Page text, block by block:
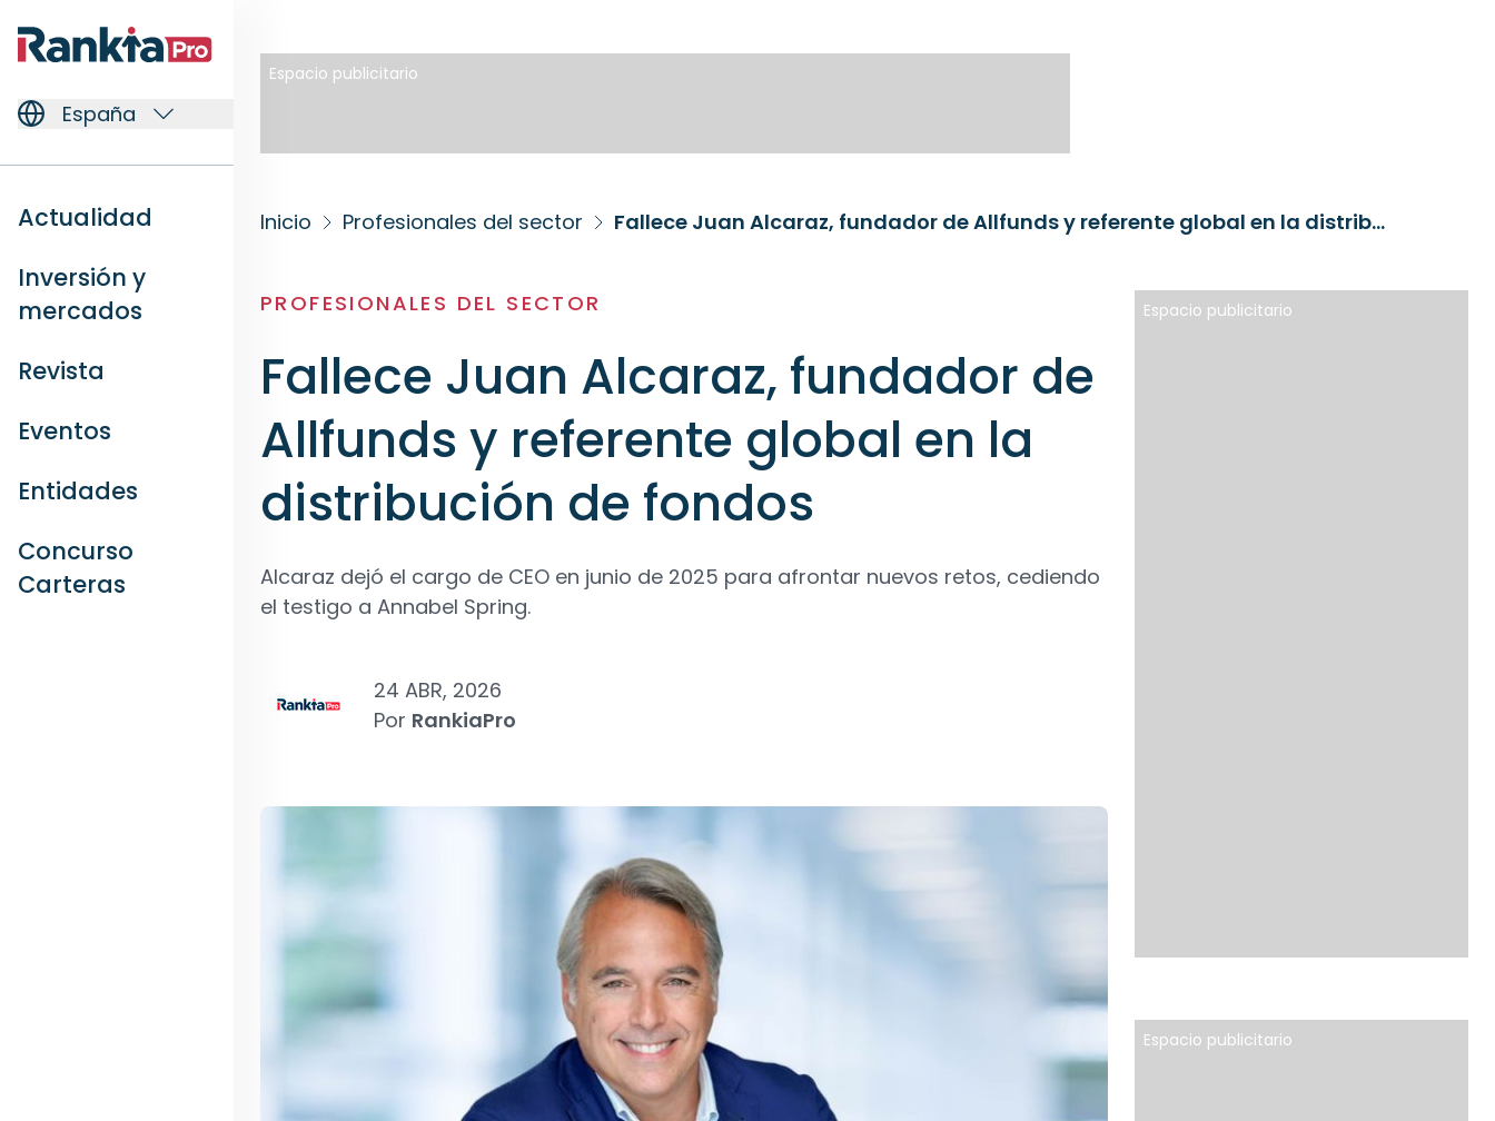
España
Actualidad
Inversión y
mercados
Revista
Eventos
Entidades
Concurso
Carteras
Espacio publicitario
Inicio Profesionales del sector Fallece Juan Alcaraz, fundador de Allfunds y referente global en la distribución de fondos
PROFESIONALES DEL SECTOR
Fallece Juan Alcaraz, fundador de
Allfunds y referente global en la
distribución de fondos
Alcaraz dejó el cargo de CEO en junio de 2025 para afrontar nuevos retos, cediendo
el testigo a Annabel Spring.
24 ABR, 2026
Por RankiaPro
Espacio publicitario
Espacio publicitario